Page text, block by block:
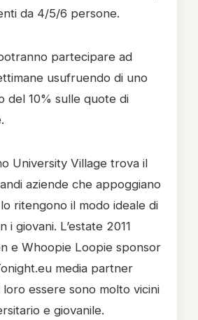
da 4/5/6 persone.
partecipare ad
usufruendo di uno
del 10% sulle quote di
University Village trova il
aziende che appoggiano
ritengono il modo ideale di
i giovani. L’estate 2011
e Whoopie Loopie sponsor
media partner
loro essere sono molto vicini
e giovanile.